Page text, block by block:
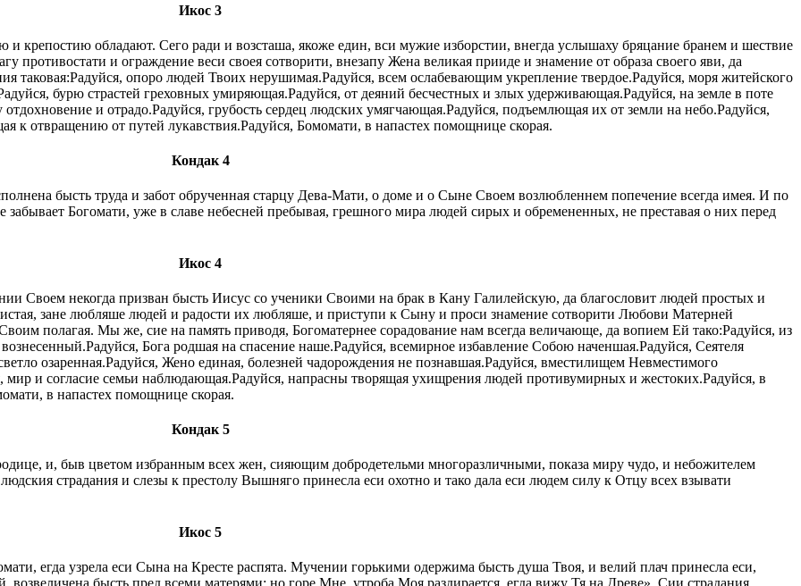
Икос 3
крепостию обладают. Сего ради и возсташа, якоже един, вси мужие изборстии, внегда услышаху бряцание бранем и шествие
и ограждение веси своея сотворити, внезапу Жена великая прииде и знамение от образа своего яви, да
таковая:Радуйся, опоро людей Твоих нерушимая.Радуйся, всем ослабевающим укрепление твердое.Радуйся, моря житейского
бурю страстей греховных умиряющая.Радуйся, от деяний бесчестных и злых удерживающая.Радуйся, на земле в поте
и отрадо.Радуйся, грубость сердец людских умягчающая.Радуйся, подъемлющая их от земли на небо.Радуйся,
к отвращению от путей лукавствия.Радуйся, Бомомати, в напастех помощнице скорая.
Кондак 4
бысть труда и забот обрученная старцу Дева-Мати, о доме и о Сыне Своем возлюбленнем попечение всегда имея. И по
Богомати, уже в славе небесней пребывая, грешного мира людей сирых и обремененных, не преставая о них перед
Икос 4
Своем некогда призван бысть Иисус со ученики Своими на брак в Кану Галилейскую, да благословит людей простых и
зане любляше людей и радости их любляше, и приступи к Сыну и проси знамение сотворити Любови Матерней
полагая. Мы же, сие на память приводя, Богоматернее сорадование нам всегда величающе, да вопием Ей тако:Радуйся, из
Бога родшая на спасение наше.Радуйся, всемирное избавление Собою наченшая.Радуйся, Сеятеля
озаренная.Радуйся, Жено единая, болезней чадорождения не познавшая.Радуйся, вместилищем Невместимого
и согласие семьи наблюдающая.Радуйся, напрасны творящая ухищрения людей противумирных и жестоких.Радуйся, в
в напастех помощнице скорая.
Кондак 5
и, быв цветом избранным всех жен, сияющим добродетельми многоразличными, показа миру чудо, и небожителем
страдания и слезы к престолу Вышняго принесла еси охотно и тако дала еси людем силу к Отцу всех взывати
Икос 5
егда узрела еси Сына на Кpecтe распята. Мучении горькими одержима бысть душа Твоя, и велий плач принесла ecи,
бысть пред всеми матерями; но горе Мне, утроба Моя раздирается, егда вижу Тя на Древе». Сии страдания